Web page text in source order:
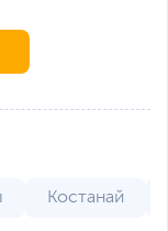
Костанай